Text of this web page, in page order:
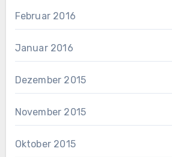
Februar 2016
Januar 2016
Dezember 2015
November 2015
Oktober 2015